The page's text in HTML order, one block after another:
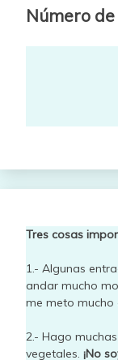
Número
Tres cosas
1.- Algunas
andar mucho
me meto mucho
2.- Hago
vegetales. ¡No